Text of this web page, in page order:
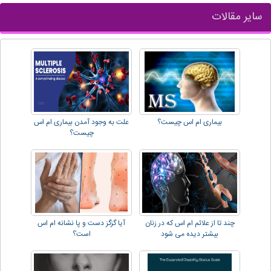
سایر مقالات
بیماری ام اس چیست؟
علت به وجود آمدن بیماری ام اس
چیست؟
چند تا از علائم ام اس که در زنان
بیشتر دیده می شود
آیا گزگز دست و پا نشانه ام اس
است؟